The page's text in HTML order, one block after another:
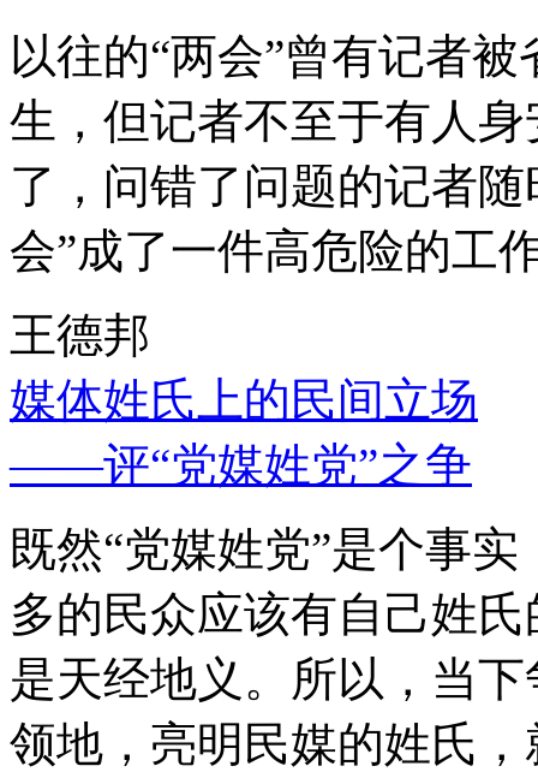
以往的“两会”曾有记者
生，但记者不至于有人
了，问错了问题的记者
会”成了一件高危险的工
王德邦
媒体姓氏上的民间立场
——评“党媒姓党”之争
既然“党媒姓党”是个事
多的民众应该有自己姓
是天经地义。所以，当
领地，亮明民媒的姓氏